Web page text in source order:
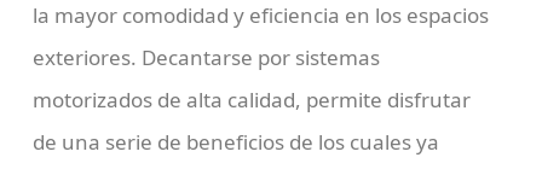
la mayor comodidad y eficiencia en los espacios
exteriores. Decantarse por sistemas
motorizados de alta calidad, permite disfrutar
de una serie de beneficios de los cuales ya